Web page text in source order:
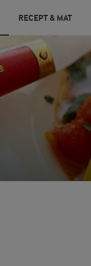
RECEPT & MAT